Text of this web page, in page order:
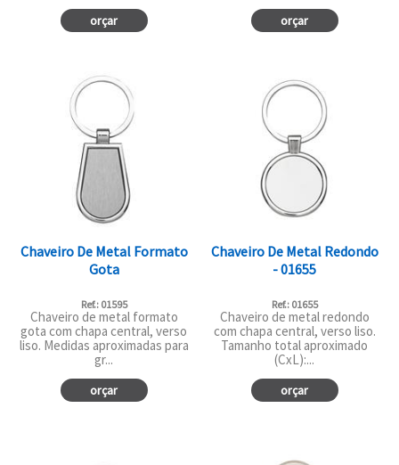
orçar orçar
Chaveiro De Metal Formato
Gota
Ref.: 01595
Chaveiro de metal formato
gota com chapa central, verso
liso. Medidas aproximadas para
gr...
orçar
Chaveiro De Metal Redondo
- 01655
Ref.: 01655
Chaveiro de metal redondo
com chapa central, verso liso.
Tamanho total aproximado
(CxL):...
orçar